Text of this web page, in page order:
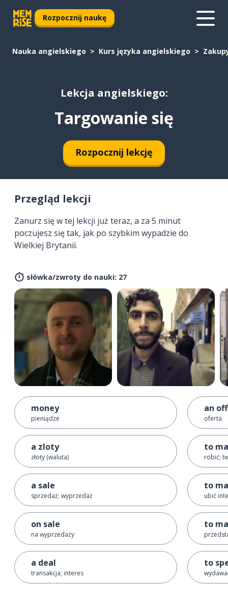
Rozpocznij naukę
Nauka angielskiego Kurs języka angielskiego
Lekcja angielskiego:
Targowanie się
Rozpocznij lekcję
Przegląd lekcji
Zanurz się w tej lekcji już teraz, a za 5 minut
poczujesz się tak, jak po szybkim wypadzie do
Wielkiej Brytanii.
słówka/zwroty do nauki: 27
money
pieniądze
a zloty
złoty (waluta)
a sale
sprzedaż; wyprzedaż
on sale
na wyprzedaży
a deal
transakcja; interes
an
oferta
to
robić;
to
ubić
to
to